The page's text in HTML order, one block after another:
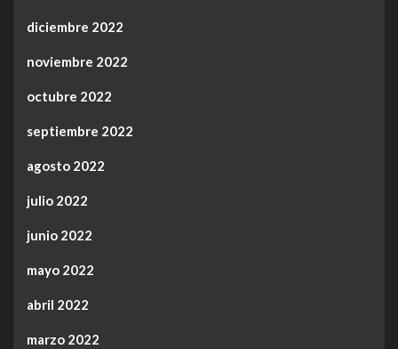
diciembre 2022
noviembre 2022
octubre 2022
septiembre 2022
agosto 2022
julio 2022
junio 2022
mayo 2022
abril 2022
marzo 2022